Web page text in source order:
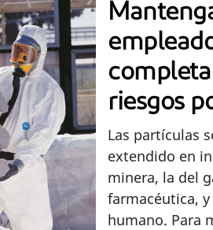
riesgos
Las partículas
extendido en
minera, la del
farmacéutica,
humano. Para